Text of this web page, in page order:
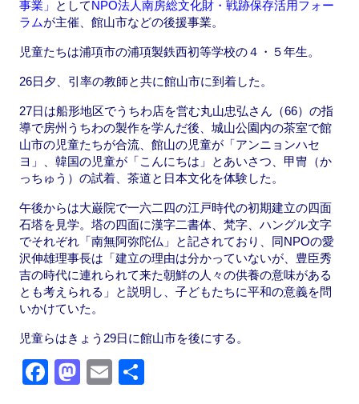
事業」
としてNPO法人南房総文化財・戦跡保存活用フォー
ラムが主催、館山市などの後援事業。
児童たちは浦項市の浦項製鉄西初等学校の４・５年生。
26日夕、引率の教師と共に館山市に到着した。
27日は船形地区でうちわ店を営む丸山忠弘さん（66）の指
導で房州うちわの製作を学んだ後、城山公園内の茶室で館
山市の児童たちが合流、館山の児童が「アンニョンハセ
ヨ」、韓国の児童が「こんにちは」とあいさつ、甲冑（か
っちゅう）の試着、茶道と日本文化を体験した。
午後からは大巌院で一六二四の江戸時代の初期建立の四面
石塔を見学。塔の四面に漢字二書体、梵字、ハングル文字
でそれぞれ「南無阿弥陀仏」と記されており、同NPOの愛
沢伸雄理事長は「建立の理由は分かっていないが、豊臣秀
吉の時代に連れられて来た朝鮮の人々の供養の意味がある
とも考えられる」と説明し、子どもたちに平和の意義を問
いかけていた。
児童らはきょう29日に館山市を後にする。
F
M
E